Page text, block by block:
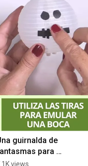
guirnalda de
para
views